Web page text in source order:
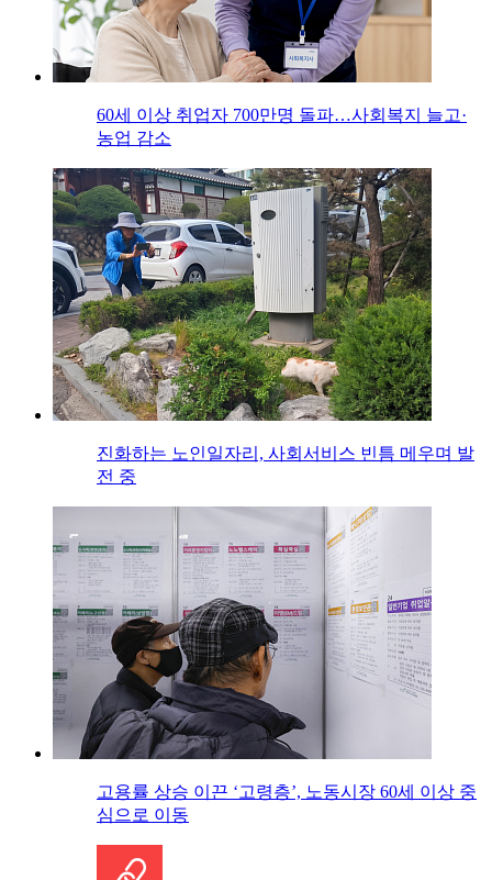
60세 이상 취업자 700만명 돌파…사회복지 늘고·
농업 감소
진화하는 노인일자리, 사회서비스 빈틈 메우며 발
전 중
고용률 상승 이끈 ‘고령층’, 노동시장 60세 이상 중
심으로 이동